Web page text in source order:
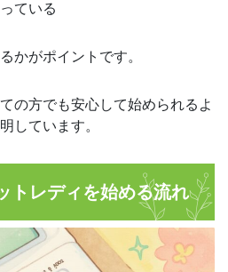
ている
かがポイントです。
の方でも安心して始められるよ
しています。
トレディを始める流れ